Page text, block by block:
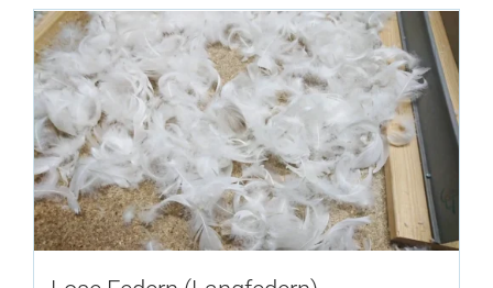
multiple
variants.
The
options
may
be
chosen
on